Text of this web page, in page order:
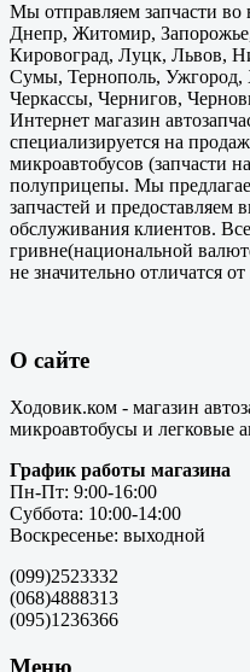
Мы отправляем запчасти
Днепр, Житомир,
Кировоград, Луцк, Львов,
Сумы, Тернополь, Ужгород,
Черкассы, Чернигов,
Интернет магазин
специализируется на
микроавтобусов (запчасти
полуприцепы. Мы
запчастей и предоставляем
обслуживания клиентов.
гривне(национальной
не значительно отличатся
О сайте
Ходовик.ком - магазин
микроавтобусы и легковые
График работы магазина
Пн-Пт: 9:00-16:00
Суббота: 10:00-14:00
Воскресенье: выходной
(099)2523332
(068)4888313
(095)1236366
Меню